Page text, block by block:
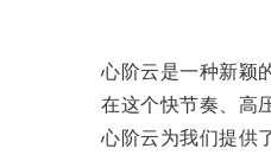
心阶云是一种新颖的
在这个快节奏、高压
心阶云为我们提供了